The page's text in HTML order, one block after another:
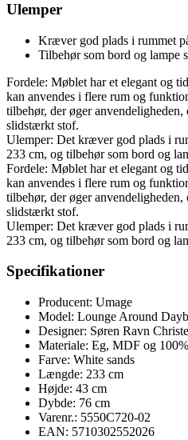
Ulemper
Kræver god plads i rummet
Tilbehør som bord og lampe
Fordele: Møblet har et elegant og
kan anvendes i flere rum og
tilbehør, der øger
slidstærkt stof.
Ulemper: Det kræver god plads i
233 cm, og tilbehør som bord og
Fordele: Møblet har et elegant og
kan anvendes i flere rum og
tilbehør, der øger
slidstærkt stof.
Ulemper: Det kræver god plads i
233 cm, og tilbehør som bord og
Specifikationer
Producent: Umage
Model: Lounge Around
Designer: Søren Ravn
Materiale: Eg, MDF og
Farve: White sands
Længde: 233 cm
Højde: 43 cm
Dybde: 76 cm
Varenr.: 5550C720-02
EAN: 5710302552026